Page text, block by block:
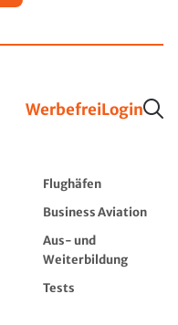
WerbefreiLogin
Flughäfen
Business Aviation
Aus- und
Weiterbildung
Tests